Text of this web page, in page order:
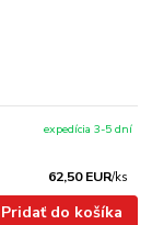
62,50 EUR/ks
expedícia 3-5 dní
Pridať do košíka